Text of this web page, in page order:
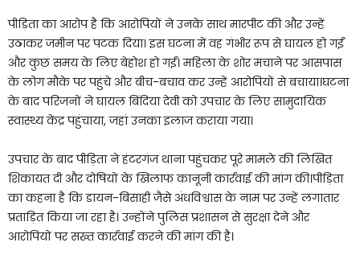
पीड़िता का आरोप है कि आरोपियों ने उनके साथ मारपीट की और उन्हें
उठाकर जमीन पर पटक दिया। इस घटना में वह गंभीर रूप से घायल हो गईं
और कुछ समय के लिए बेहोश हो गईं। महिला के शोर मचाने पर आसपास
के लोग मौके पर पहुंचे और बीच-बचाव कर उन्हें आरोपियों से बचाया।घटना
के बाद परिजनों ने घायल बिंदिया देवी को उपचार के लिए सामुदायिक
स्वास्थ्य केंद्र पहुंचाया, जहां उनका इलाज कराया गया।
उपचार के बाद पीड़िता ने हंटरगंज थाना पहुंचकर पूरे मामले की लिखित
शिकायत दी और दोषियों के खिलाफ कानूनी कार्रवाई की मांग की।पीड़िता
का कहना है कि डायन-बिसाही जैसे अंधविश्वास के नाम पर उन्हें लगातार
प्रताड़ित किया जा रहा है। उन्होंने पुलिस प्रशासन से सुरक्षा देने और
आरोपियों पर सख्त कार्रवाई करने की मांग की है।